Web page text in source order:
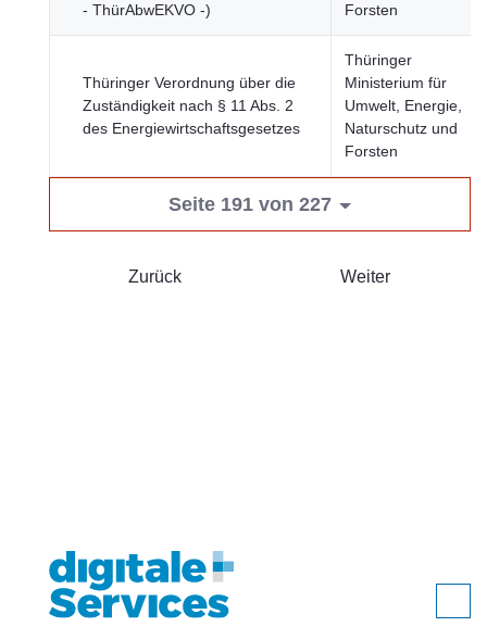
- ThürAbwEKVO -)
Forsten
Thüringer Verordnung über die
Zuständigkeit nach § 11 Abs. 2
des Energiewirtschaftsgesetzes
Thüringer
Ministerium für
Umwelt, Energie,
Naturschutz und
Forsten
Seite 191 von 227
Zurück Weiter